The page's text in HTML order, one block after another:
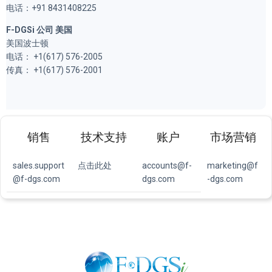
电话：+91 8431408225
F-DGSi 公司 美国
美国波士顿
电话： +1(617) 576-2005
传真： +1(617) 576-2001
销售
sales.support
@f-dgs.com
技术支持
点击此处
账户
accounts@f-
dgs.com
市场营销
marketing@f
-dgs.com